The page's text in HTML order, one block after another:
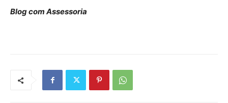
Blog com Assessoria